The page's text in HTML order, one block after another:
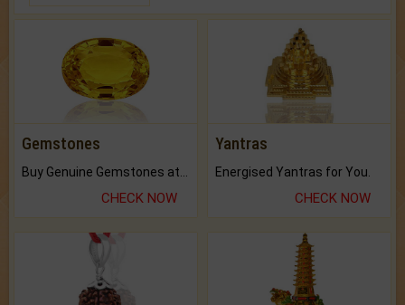
Gemstones
CHECK NOW
Yantras
Energised Yantras for You.
CHECK NOW